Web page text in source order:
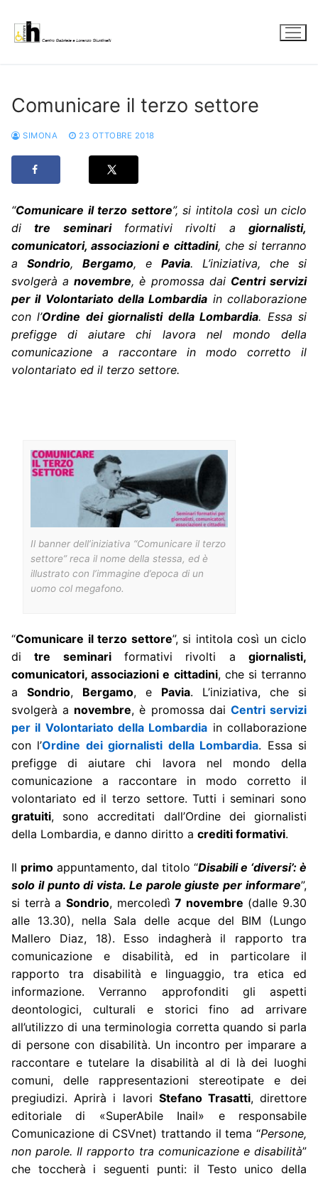
contenuto
Comunicare il terzo settore
SIMONA 23 OTTOBRE 2018
“Comunicare il terzo settore”, si intitola così un ciclo
ditre seminariformativi rivolti agiornalisti,
comunicatori, associazioni e cittadini, che si terranno
a Sondrio, Bergamo, e Pavia. L’iniziativa, che si
svolgerà anovembre, è promossa dai Centri servizi
per il Volontariato della Lombardia in collaborazione
con l’Ordine dei giornalisti della Lombardia. Essa si
prefigge di aiutare chi lavora nel mondo della
comunicazione a raccontare in modo corretto il
volontariato ed il terzo settore.
Il banner dell’iniziativa “Comunicare il terzo
settore” reca il nome della stessa, ed è
illustrato con l’immagine d’epoca di un
uomo col megafono.
“Comunicare il terzo settore”, si intitola così un ciclo
ditre seminariformativi rivolti agiornalisti,
comunicatori, associazioni e cittadini, che si terranno
a Sondrio, Bergamo, e Pavia. L’iniziativa, che si
svolgerà a novembre, è promossa dai Centri servizi
per il Volontariato della Lombardia in collaborazione
con l’Ordine dei giornalisti della Lombardia. Essa si
prefigge di aiutare chi lavora nel mondo della
comunicazione a raccontare in modo corretto il
volontariato ed il terzo settore. Tutti i seminari sono
gratuiti, sono accreditati dall’Ordine dei giornalisti
della Lombardia, e danno diritto a crediti formativi.
Il primo appuntamento, dal titolo “Disabili e ‘diversi’: è
solo il punto di vista. Le parole giuste per informare”,
si terrà a Sondrio, mercoledì7 novembre (dalle 9.30
alle 13.30), nella Sala delle acque del BIM (Lungo
Mallero Diaz, 18). Esso indagherà il rapporto tra
comunicazione e disabilità, ed in particolare il
rapporto tra disabilità e linguaggio, tra etica ed
informazione. Verranno approfonditi gli aspetti
deontologici, culturali e storici fino ad arrivare
all’utilizzo di una terminologia corretta quando si parla
di persone con disabilità. Un incontro per imparare a
raccontare e tutelare la disabilità al di là dei luoghi
comuni, delle rappresentazioni stereotipate e dei
pregiudizi. Aprirà i lavori Stefano Trasatti, direttore
editoriale di «SuperAbile Inail» e responsabile
Comunicazione di CSVnet) trattando il tema “Persone,
non parole. Il rapporto tra comunicazione e disabilità”
che toccherà i seguenti punti: il Testo unico della